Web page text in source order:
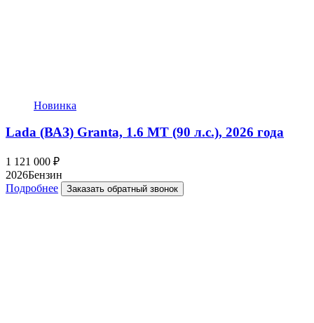
Новинка
Lada (ВАЗ) Granta, 1.6 MT (90 л.с.), 2026 года
1 121 000 ₽
2026Бензин
Подробнее
Заказать обратный звонок